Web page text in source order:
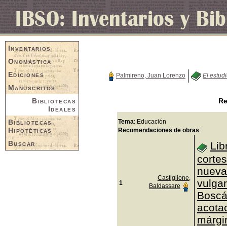
Inventarios
Onomástica
Ediciones
Manuscritos
Bibliotecas
Ideales
Bibliotecas
Hipotéticas
Buscar
Palmireno, Juan Lorenzo El
Tema: Educación
Recomendaciones de obras:
1
Castiglione,
Baldassare